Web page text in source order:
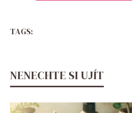
TAGS:
NENECHTE SI UJÍT